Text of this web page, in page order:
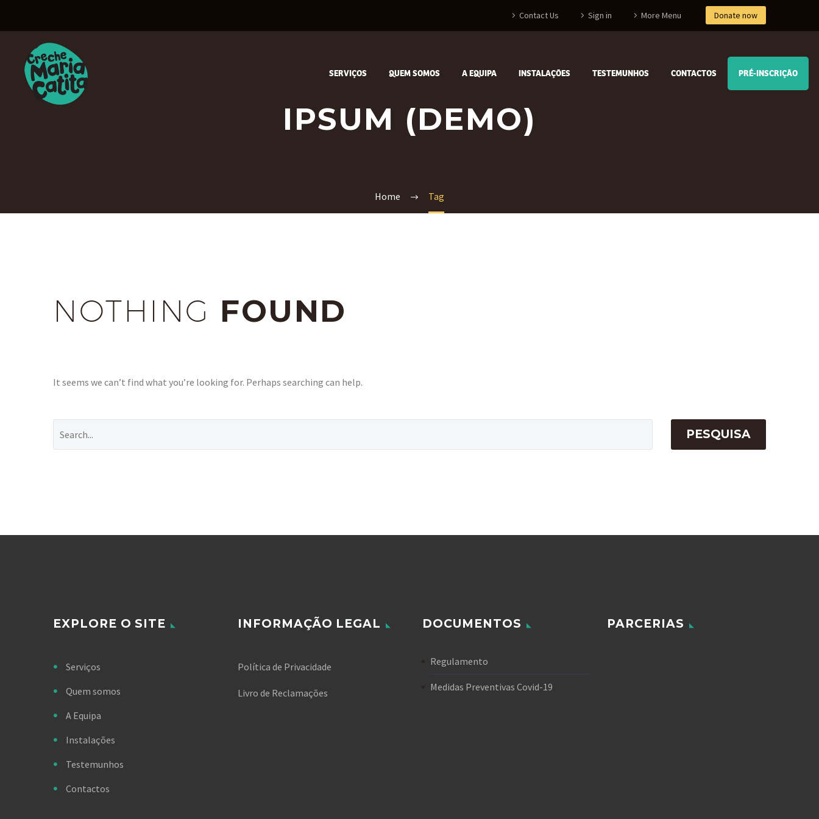
Contact Us Sign in More Menu Donate now
SERVIÇOS QUEM SOMOS A EQUIPA INSTALAÇÕES TESTEMUNHOS CONTACTOS PRÉ-INSCRIÇÃO
IPSUM (DEMO)
Home Tag
NOTHING FOUND
It seems we can’t find what you’re looking for. Perhaps searching can help.
PESQUISA
EXPLORE O SITE
Serviços
Quem somos
A Equipa
Instalações
Testemunhos
Contactos
INFORMAÇÃO LEGAL
Política de Privacidade
Livro de Reclamações
DOCUMENTOS
Regulamento
Medidas Preventivas Covid-19
PARCERIAS